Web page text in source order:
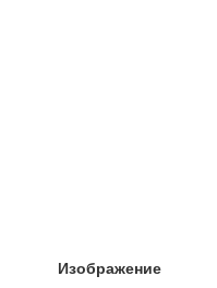
Изображение